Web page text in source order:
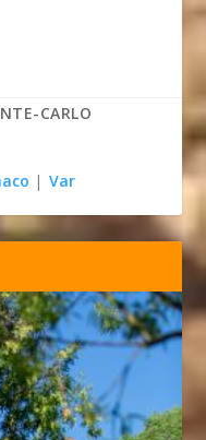
CARLO
| Var